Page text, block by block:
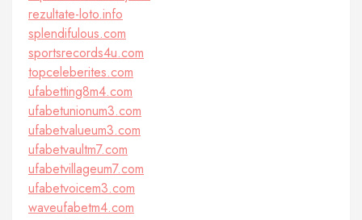
rezultate-loto.info
splendifulous.com
sportsrecords4u.com
topceleberites.com
ufabetting8m4.com
ufabetunionum3.com
ufabetvalueum3.com
ufabetvaultm7.com
ufabetvillageum7.com
ufabetvoicem3.com
waveufabetm4.com